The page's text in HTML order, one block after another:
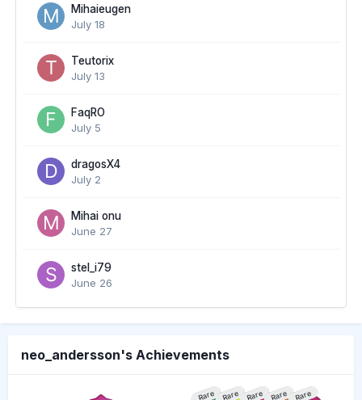
Mihaieugen
July 18
Teutorix
July 13
FaqRO
July 5
dragosX4
July 2
Mihai onu
June 27
stel_i79
June 26
neo_andersson's Achievements
Rare Rare Rare Rare Rare